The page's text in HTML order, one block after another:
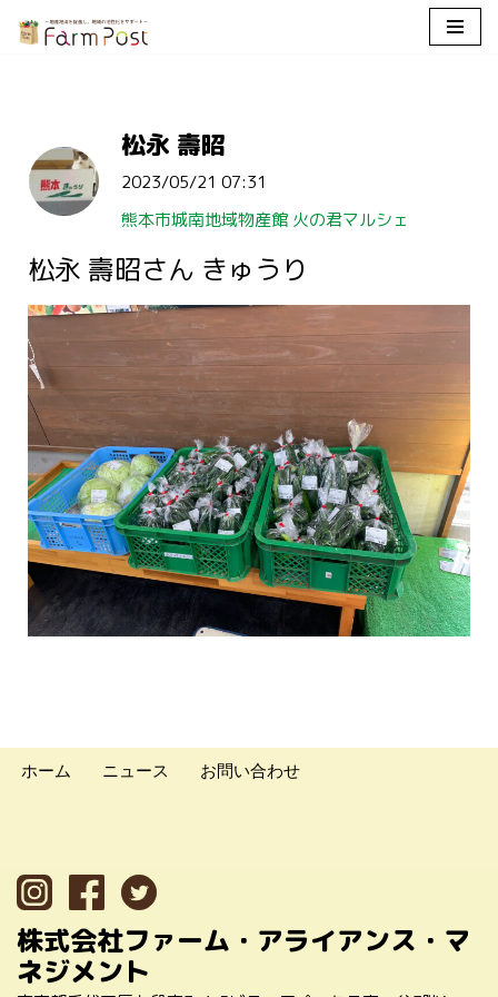
ツ
へ
ッ
プ
松永 壽昭
2023/05/21 07:31
熊本市城南地域物産館 火の君マルシェ
松永 壽昭さん きゅうり
ホーム ニュース お問い合わせ
株式会社ファーム・アライアンス・マ
ネジメント